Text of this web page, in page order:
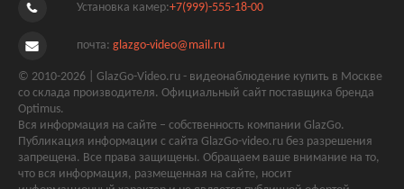
Установка камер:+7(999)-555-18-00
почта: glazgo-video@mail.ru
© 2010-2026 | GlazGo-Video.ru - видеонаблюдение купить в Москве
со склада производителя. Официальный сайт поставщика бренда
Optimus.
Вся информация на сайте – собственность компании GlazGo.
Публикация информации с сайта GlazGo-video.ru без разрешения
запрещена. Все права защищены. Обращаем ваше внимание на то,
что вся информация, размещенная на сайте, носит